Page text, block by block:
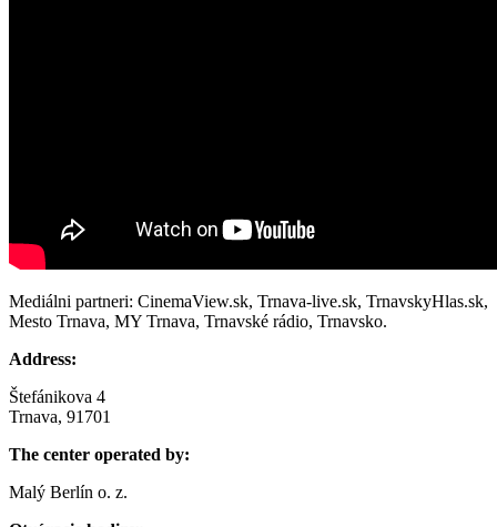
Mediálni partneri: CinemaView.sk, Trnava-live.sk, TrnavskyHlas.sk,
Mesto Trnava, MY Trnava, Trnavské rádio, Trnavsko.
Address:
Štefánikova 4
Trnava, 91701
The center operated by:
Malý Berlín o. z.